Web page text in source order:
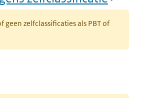
geen zelfclassificaties als PBT of